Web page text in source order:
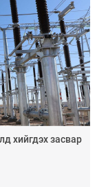
хийгдэх засвар